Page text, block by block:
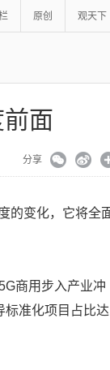
原创 观天下
面
分享
的变化，它将全
商用步入产业冲
标准化项目占比达